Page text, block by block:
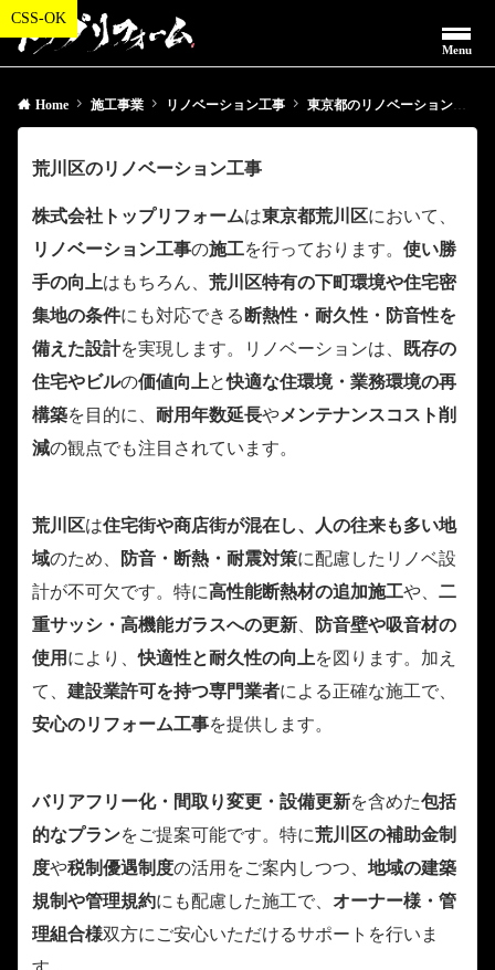
Menu
Home 施工事業 リノベーション工事 東京都のリノベーション工事
荒川区のリノベーション工事
株式会社トップリフォームは東京都荒川区において、
リノベーション工事の施工を行っております。 使い勝
手の向上はもちろん、 荒川区特有の下町環境や住宅密
集地の条件にも対応できる 断熱性・耐久性・防音性を
備えた設計を実現します。リノベーションは、
既存の
住宅やビルの価値向上と快適な住環境・業務環境の再
構築を目的に、 耐用年数延長やメンテナンスコスト削
減の観点でも注目されています。
荒川区は住宅街や商店街が混在し、人の往来も多い地
域のため、 防音・断熱・耐震対策に配慮したリノベ設
計が不可欠です。特に高性能断熱材の追加施工や、 二
重サッシ・高機能ガラスへの更新
防音壁や吸音材の
使用 により、快適性と耐久性の向上を図ります。加え
て、 建設業許可を持つ専門業者による正確な施工で、
安心のリフォーム工事を提供します。
バリアフリー化・間取り変更・設備更新を含めた包括
的なプランをご提案可能です。特に荒川区の補助金制
度や税制優遇制度の活用をご案内しつつ、 地域の建築
規制や管理規約にも配慮した施工で、 オーナー様・管
理組合様双方にご安心いただけるサポートを行いま